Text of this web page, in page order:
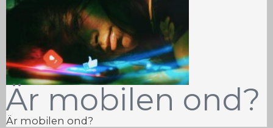
Är mobilen ond?
Är mobilen ond?